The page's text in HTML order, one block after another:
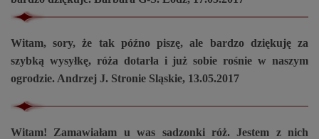
Witam, sory, że tak późno piszę, ale bardzo dziękuję za
szybką wysyłkę, róża dotarła i już sobie rośnie w naszym
ogrodzie. Andrzej J. Stronie Sląskie, 13.05.2017
Witam! Zamawiałam u was sadzonki róż. Jestem z nich